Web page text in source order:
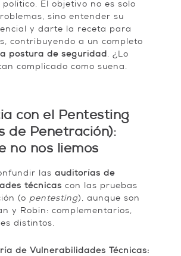
político. El objetivo no es solo
sino entender su
y darte la receta para
contribuyendo a un completo
postura de seguridad. ¿Lo
complicado como suena.
con el Pentesting
de Penetración):
no nos liemos
las auditorías de
técnicas con las pruebas
(o pentesting), aunque son
y Robin: complementarios,
distintos.
de Vulnerabilidades Técnicas: